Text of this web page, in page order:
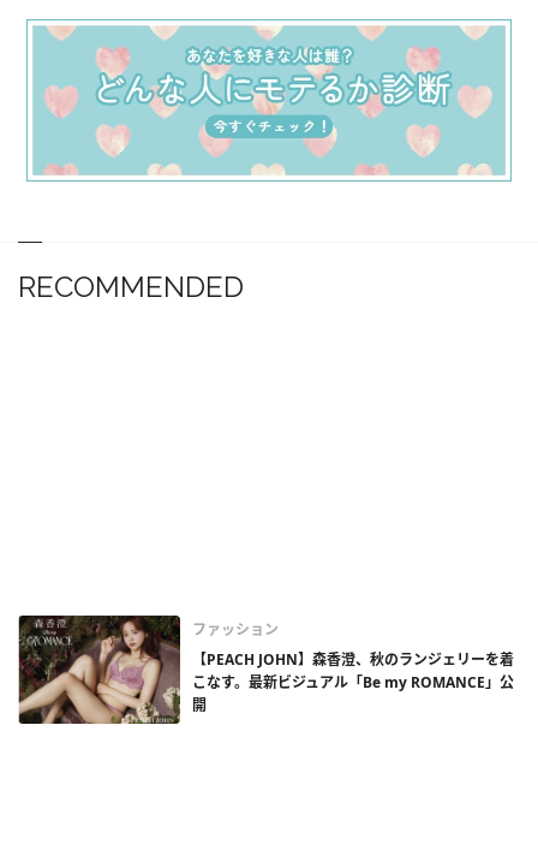
RECOMMENDED
ファッション
【PEACH JOHN】森香澄、秋のランジェリーを着
こなす。最新ビジュアル「Be my ROMANCE」公
開